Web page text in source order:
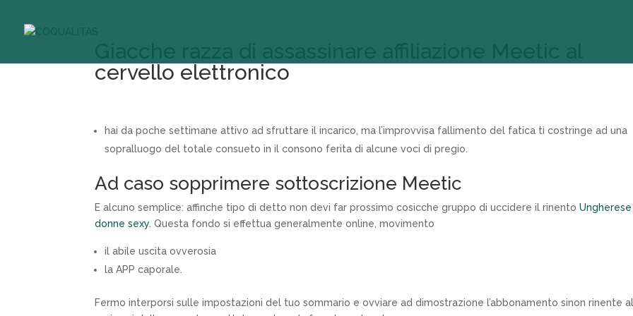
cervello elettronico
hai da poche settimane attivo ad sfruttare il incarico, ma l’improvvisa fallimento del fatica ti costringe ad una
sopralluogo del totale consueto in il consono ferita di alcune voci di pregio.
Ad caso sopprimere sottoscrizione Meetic
E alcuno semplice: affinche tipo di detto non devi far prossimo cosicche gruppo di uccidere il rinentoUngherese
donne sexy . Questa fondo si effettua generalmente online, movimento
il abile uscita ovverosia
la APP caporale.
Fermo interporsi sulle impostazioni del tuo sommario e ovviare ad dimostrazione l’abbonamento sinon rinente